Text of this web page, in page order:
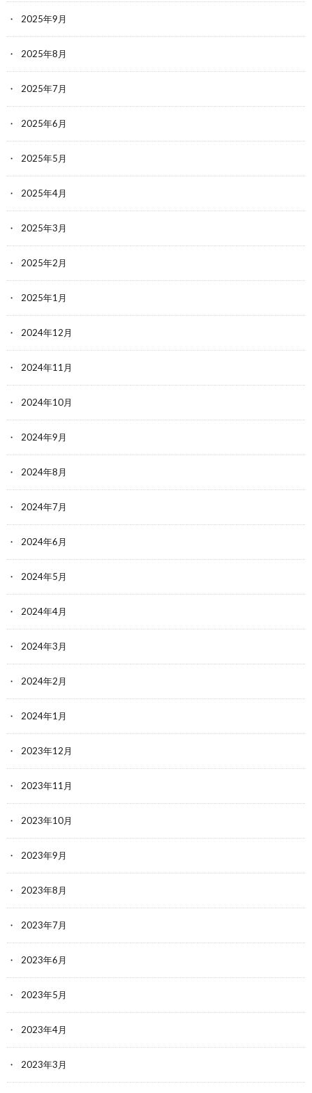
2025年9月
2025年8月
2025年7月
2025年6月
2025年5月
2025年4月
2025年3月
2025年2月
2025年1月
2024年12月
2024年11月
2024年10月
2024年9月
2024年8月
2024年7月
2024年6月
2024年5月
2024年4月
2024年3月
2024年2月
2024年1月
2023年12月
2023年11月
2023年10月
2023年9月
2023年8月
2023年7月
2023年6月
2023年5月
2023年4月
2023年3月